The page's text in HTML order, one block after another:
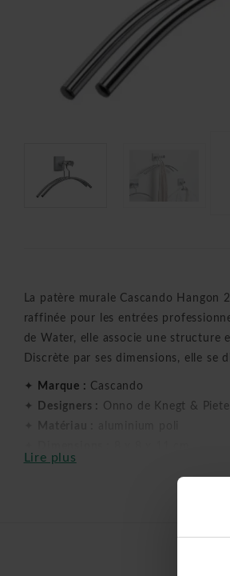
La patère murale Cascando
raffinée pour les entrées
de Water, elle associe une structure
Discrète par ses dimensions, elle se
✦ Marque : Cascando
✦
Designers : Onno de Knegt &
✦Barre vestiaire :
lauréat du Reddot
Lire plus